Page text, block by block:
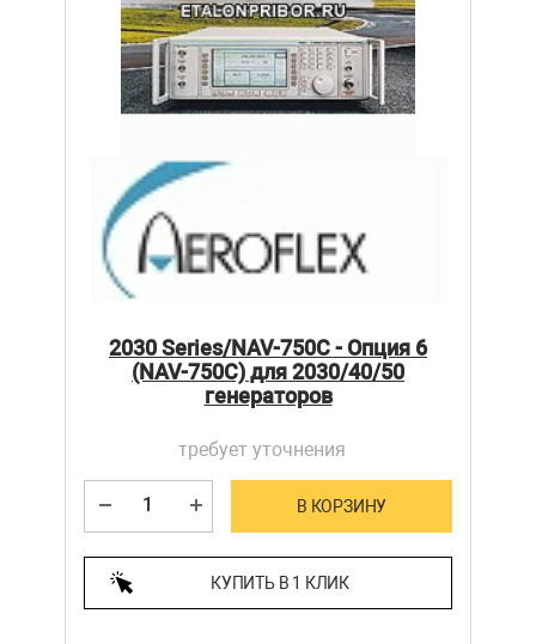
2030 Series/NAV-750C - Опция 6
(NAV-750C) для 2030/40/50
генераторов
требует уточнения
В КОРЗИНУ
КУПИТЬ В 1 КЛИК